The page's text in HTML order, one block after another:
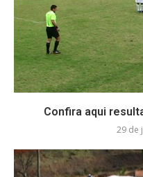
Confira aqui
29 de